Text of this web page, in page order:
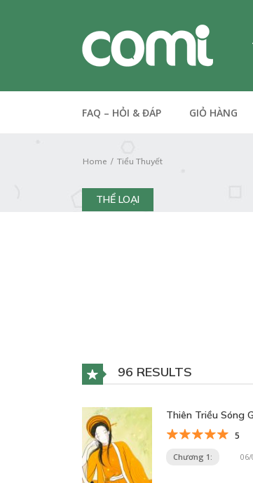
FAQ – HỎI & ĐÁP GIỎ HÀNG
Home Tiểu Thuyết
THỂ LOẠI
96 RESULTS
Thiên Triều Sóng
5
Chương 1: 06/